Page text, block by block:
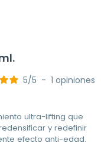
5/5 - 1 opiniones
ultra-lifting que
y redefinir
efecto anti-edad.